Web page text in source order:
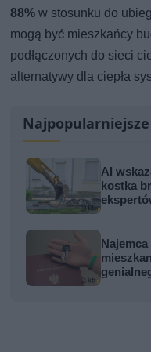
88% w stosunku do
mogą być mieszkańcy
podłączonych do sieci
alternatywy dla ciepła
AI
kostka
Najemca